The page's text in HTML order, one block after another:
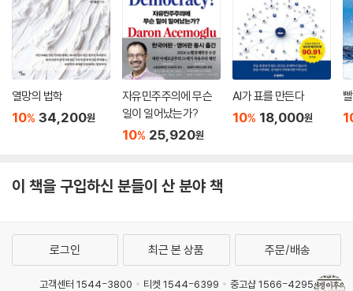
같은 해 12월 사이에 우크라이나에서 전몰된 것으로 확인된 약 1만 명의 러
시아 군인들의 출신지 등을 분석한 한 연구에 의하면 이 침공에서 찢어지
게 가난한 데다 민족 차별까지 받는 부랴트 공화국의 남성이 군에 (끌려)
가 우크라이나에서 죽을 확률은 모스크바에 거주하는 부유한 남성보다 약
120배나 더 높았습니다. 평상시에는 경제적 착취를 받는 빈민들이 전장에
동원돼서는 노동력도 아닌 자신의 몸 전체를 괴물 같은 제국에 바쳐야 하
는 시스템인 셈입니다.
러시아의 역사 교육은 철저히, 그리고 절대적으로 ‘모스크바 중심주의’적
입니다. 러시아 교실에서 배우는 14~17세기의 중세사는 오로지 ‘모스코
다. … 모스크바 대공국·왕국·제국에 대한 서술은 거의 무비판적으로 이뤄
집니다. 이반 뇌제의 카잔 침략과 정복, 아스트라한 침략과 정복, 그 시대에
시작된 시베리아 정복 등은 그저 “우리 영토 확장” “우리나라의 발전”이
그렇다면 이 새로운 전쟁의 시대에 한국은 잘 대응하고 있는가? 저자가 평
가하는 윤석열 정부의 대러 정책은 낙제점에 가깝다. 한국이 1980년대에
소련과의 수교를 모색했을 때부터 대러 관계의 초점은 안보였다. 북한의
주요 후견 국가였던 소련이 상위 동맹국이자 군사기술 공급자라는 역할을
포기하게 만들어 북한을 견제하는 것이 한·러 관계의 핵심 목표였다. 그러
나 윤석열 정부는 한미동맹 강화에만 치우쳐 철저하게 러시아의 반대편에
섰다. 우크라이나를 지원하는 캐나다, 폴란드에 포탄과 전차, 자주포를 수
도를 둘러싼 안보 환경이 크게 악화한 것이다.
이 책은 전쟁의 시대를 전쟁 없이 헤쳐나가려면 ‘한반도 평화’를 중심에 둔
외교·안보 정책을 펴야 한다고 역설한다. 그러려면 무조건적 대미 맹종의
열망의 법학
10% 34,200원
자유민주주의에 무슨
일이 일어났는가?
10% 25,920원
AI가 표를 만든다
10% 18,000원
이 책을 구입하신 분들이 산 분야 책
로그인 최근 본 상품 주문/배송
고객센터 1544-3800 티켓 1544-6399 중고샵 1566-4295